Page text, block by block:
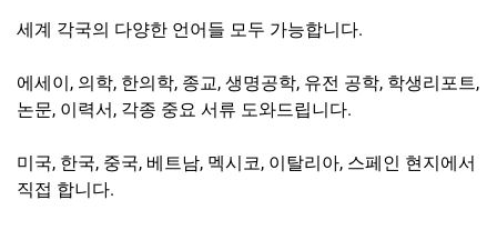
세계 각국의 다양한 언어들 모두 가능합니다.
에세이, 의학, 한의학, 종교, 생명공학, 유전 공학, 학생리포트,
논문, 이력서, 각종 중요 서류 도와드립니다.
미국, 한국, 중국, 베트남, 멕시코, 이탈리아, 스페인 현지에서
직접 합니다.